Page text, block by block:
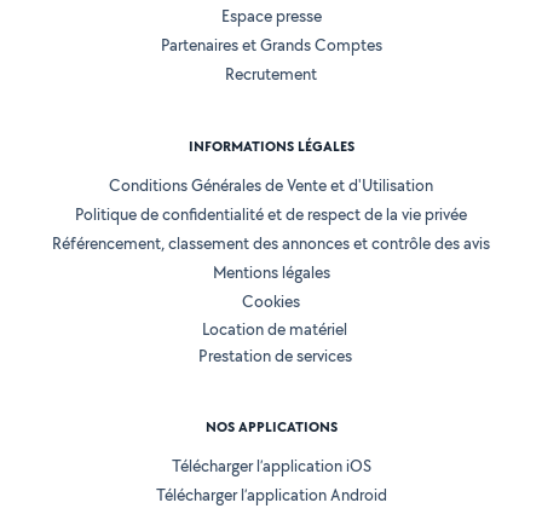
Espace presse
Partenaires et Grands Comptes
Recrutement
INFORMATIONS LÉGALES
Conditions Générales de Vente et d'Utilisation
Politique de confidentialité et de respect de la vie privée
Référencement, classement des annonces et contrôle des avis
Mentions légales
Cookies
Location de matériel
Prestation de services
NOS APPLICATIONS
Télécharger l’application iOS
Télécharger l’application Android